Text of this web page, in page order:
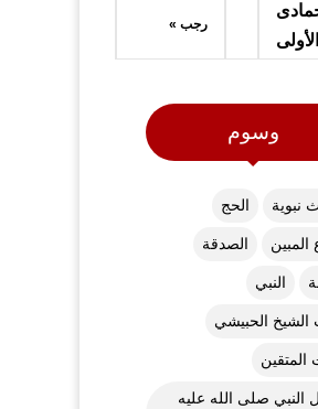
الأولى
رجب »
وسوم
نبوية الحج
المبين الصدقة
النبي
الحبيشي
النبي صلى الله عليه